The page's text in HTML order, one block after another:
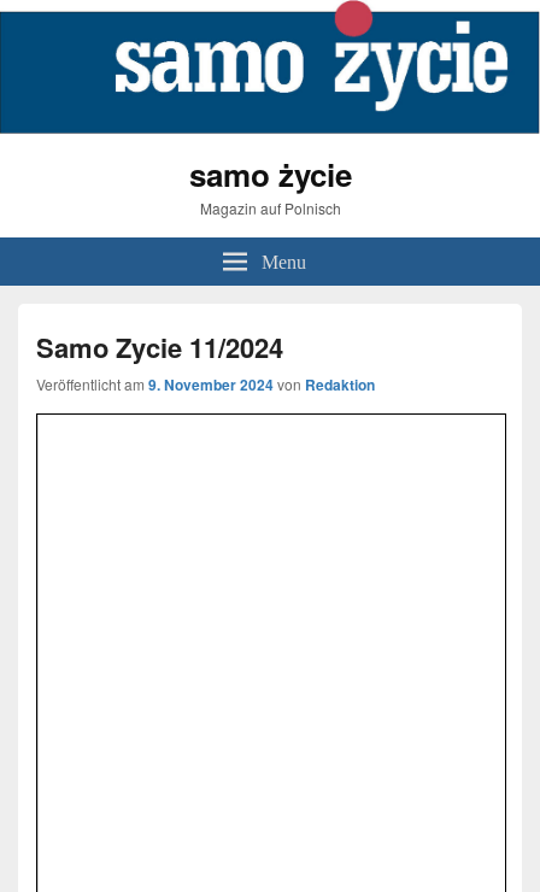
samo życie
Magazin auf Polnisch
Menu
Samo Zycie 11/2024
Veröffentlicht am 9. November 2024von Redaktion